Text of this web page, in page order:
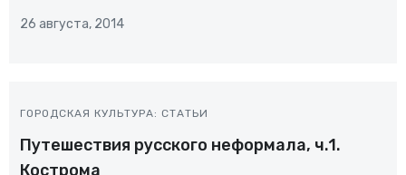
26 августа, 2014
ГОРОДСКАЯ КУЛЬТУРА: СТАТЬИ
Путешествия русского неформала, ч.1.
Кострома